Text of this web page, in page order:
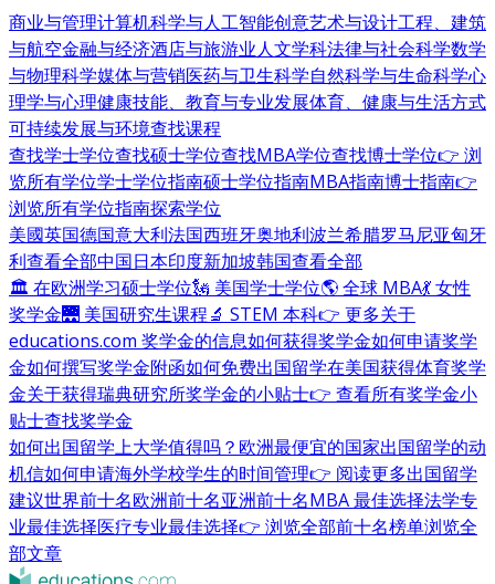
商业与管理计算机科学与人工智能创意艺术与设计工程、建筑
与航空金融与经济酒店与旅游业人文学科法律与社会科学数学
与物理科学媒体与营销医药与卫生科学自然科学与生命科学心
理学与心理健康技能、教育与专业发展体育、健康与生活方式
可持续发展与环境查找课程
查找学士学位查找硕士学位查找MBA学位查找博士学位👉 浏
览所有学位学士学位指南硕士学位指南MBA指南博士指南👉
浏览所有学位指南探索学位
美國英国德国意大利法国西班牙奥地利波兰希腊罗马尼亚匈牙
利查看全部中国日本印度新加坡韩国查看全部
🏛 在欧洲学习硕士学位🗽 美国学士学位🌎 全球 MBA💃 女性
奖学金🌉 美国研究生课程🔬 STEM 本科👉 更多关于
educations.com 奖学金的信息如何获得奖学金如何申请奖学
金如何撰写奖学金附函如何免费出国留学在美国获得体育奖学
金关于获得瑞典研究所奖学金的小贴士👉 查看所有奖学金小
贴士查找奖学金
如何出国留学上大学值得吗？ 欧洲最便宜的国家出国留学的动
机信如何申请海外学校学生的时间管理👉 阅读更多出国留学
建议世界前十名欧洲前十名亚洲前十名MBA 最佳选择法学专
业最佳选择医疗专业最佳选择👉 浏览全部前十名榜单浏览全
部文章